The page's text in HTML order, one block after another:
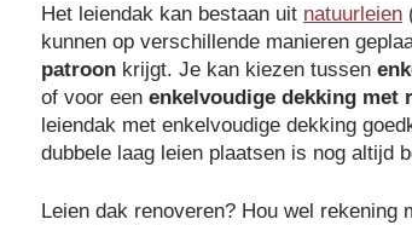
Het leiendak kan bestaan uit natuurleien
kunnen op verschillende manieren
patroon krijgt. Je kan kiezen tussen
of voor een enkelvoudige dekking met
leiendak met enkelvoudige dekking
dubbele laag leien plaatsen is nog altijd
Leien dak renoveren? Hou wel rekening